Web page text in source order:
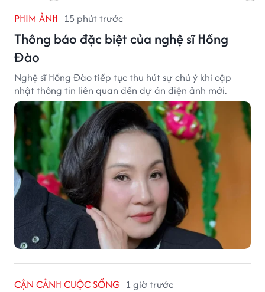
PHIM ẢNH 15 phút trước
Thông báo đặc biệt của nghệ sĩ Hồng
Đào
Nghệ sĩ Hồng Đào tiếp tục thu hút sự chú ý khi cập
nhật thông tin liên quan đến dự án điện ảnh mới.
CẬN CẢNH CUỘC SỐNG 1 giờ trước